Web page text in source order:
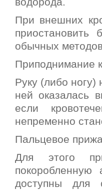
При внешних
приостановить
обычных
Приподнимание
Руку (либо
ней оказалась
если
непременно
Пальцевое
Для этого
доступны для